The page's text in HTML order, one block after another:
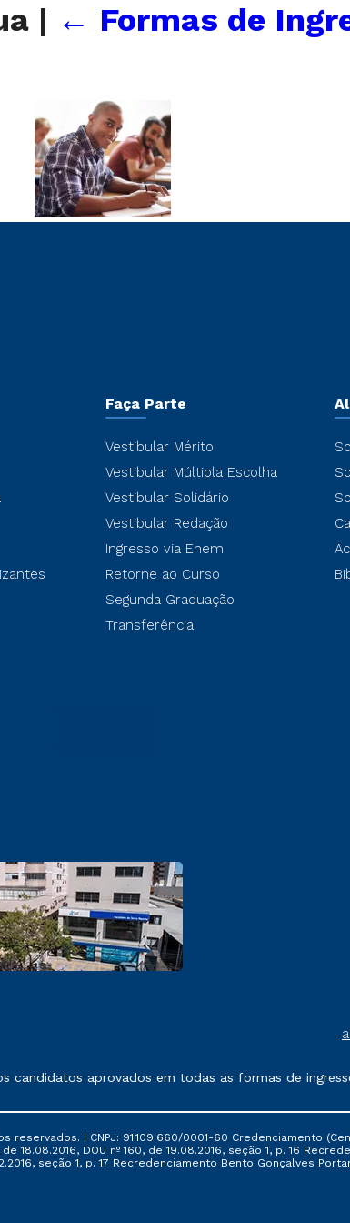
| ← Formas de
Faça Parte
Vestibular Mérito
Vestibular Múltipla Escolha
Vestibular Solidário
Vestibular Redação
Ingresso via Enem
Retorne ao Curso
Segunda Graduação
Transferência
de prestação de serviços.
aprovados em todas as formas de
| CNPJ: 91.109.660/0001-60 Credenciamento
DOU nº 160, de 19.08.2016, seção 1, p. 16
seção 1, p. 17 Recredenciamento Bento Gonçalves